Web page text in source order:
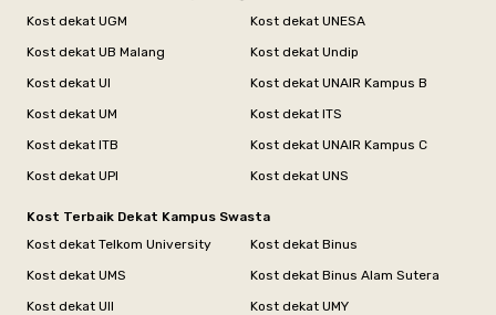
Kost dekat UGM
Kost dekat UNESA
Kost dekat UB Malang
Kost dekat Undip
Kost dekat UI
Kost dekat UNAIR Kampus B
Kost dekat UM
Kost dekat ITS
Kost dekat ITB
Kost dekat UNAIR Kampus C
Kost dekat UPI
Kost dekat UNS
Kost Terbaik Dekat Kampus Swasta
Kost dekat Telkom University
Kost dekat Binus
Kost dekat UMS
Kost dekat Binus Alam Sutera
Kost dekat UII
Kost dekat UMY